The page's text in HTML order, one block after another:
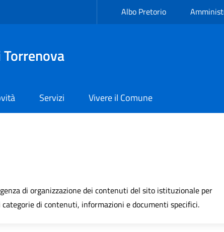
Albo Pretorio
Servizi Vivere il Comune
di organizzazione dei contenuti del sito istituzionale per
di contenuti, informazioni e documenti specifici.